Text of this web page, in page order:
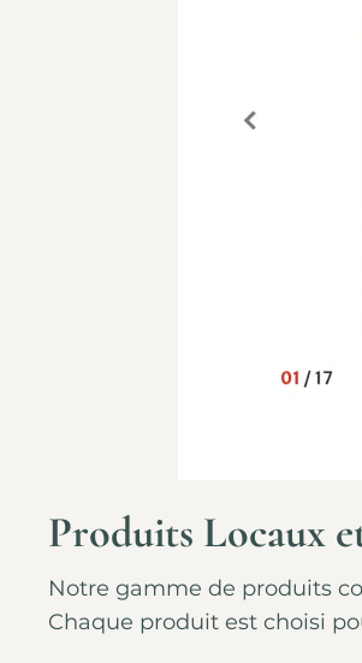
Produits Locaux
Notre gamme de produits
Chaque produit est choisi